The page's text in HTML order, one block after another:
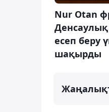
Nur Otan
есеп беру
шақырды